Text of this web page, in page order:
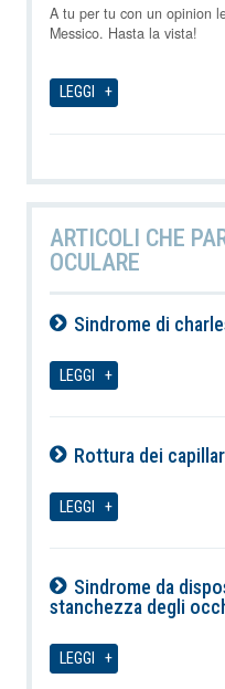
07-08-2026
A tu per tu con un opinion
Messico. Hasta la vista!
LEGGI
ARTICOLI CHE
OCULARE
Sindrome di
LEGGI
Rottura dei
LEGGI
Sindrome da
stanchezza degli
LEGGI